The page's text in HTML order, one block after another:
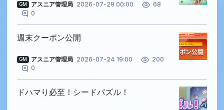
GM アスニア管理局 2026-07-29 00:00
68
0
週末クーポン公開
GM アスニア管理局 2026-07-24 19:00
200
0
ドハマり必至！シードパズル！